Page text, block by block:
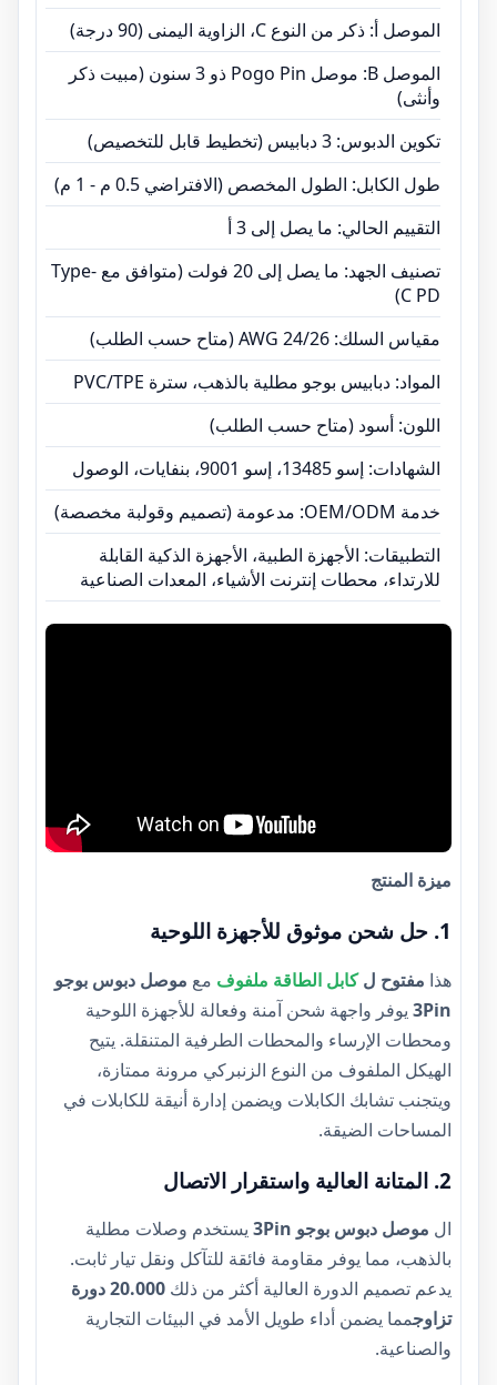
الموصل أ: ذكر من النوع C، الزاوية اليمنى (90 درجة)
الموصل B: موصل Pogo Pin ذو 3 سنون (مبيت ذكر
وأنثى)
تكوين الدبوس: 3 دبابيس (تخطيط قابل للتخصيص)
طول الكابل: الطول المخصص (الافتراضي 0.5 م - 1 م)
التقييم الحالي: ما يصل إلى 3 أ
تصنيف الجهد: ما يصل إلى 20 فولت (متوافق مع Type-
C PD)
مقياس السلك: AWG 24/26 (متاح حسب الطلب)
المواد: دبابيس بوجو مطلية بالذهب، سترة PVC/TPE
اللون: أسود (متاح حسب الطلب)
الشهادات: إسو 13485، إسو 9001، بنفايات، الوصول
خدمة OEM/ODM: مدعومة (تصميم وقولبة مخصصة)
التطبيقات: الأجهزة الطبية، الأجهزة الذكية القابلة
للارتداء، محطات إنترنت الأشياء، المعدات الصناعية
ميزة المنتج
1. حل شحن موثوق للأجهزة اللوحية
هذا مفتوح لكابل الطاقة ملفوف مع موصل دبوس بوجو
3Pin يوفر واجهة شحن آمنة وفعالة للأجهزة اللوحية
ومحطات الإرساء والمحطات الطرفية المتنقلة. يتيح
الهيكل الملفوف من النوع الزنبركي مرونة ممتازة،
ويتجنب تشابك الكابلات ويضمن إدارة أنيقة للكابلات في
المساحات الضيقة.
2. المتانة العالية واستقرار الاتصال
ال موصل دبوس بوجو 3Pin
يستخدم وصلات مطلية
بالذهب، مما يوفر مقاومة فائقة للتآكل ونقل تيار ثابت.
يدعم تصميم الدورة العالية أكثر من ذلك
20.000 دورة
تزاوجمما يضمن أداء طويل الأمد في البيئات التجارية
والصناعية.